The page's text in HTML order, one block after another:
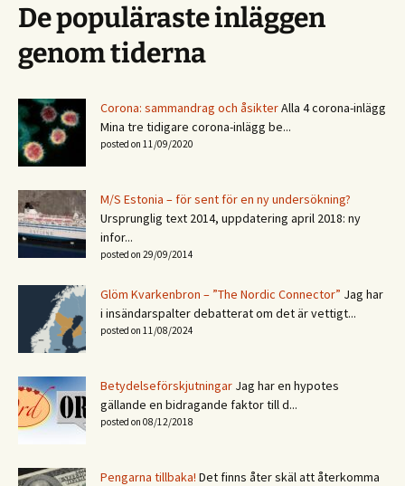
De populäraste inläggen
genom tiderna
Corona: sammandrag och åsikterAlla 4 corona-inlägg
Mina tre tidigare corona-inlägg be...
posted on 11/09/2020
M/S Estonia – för sent för en ny undersökning?
Ursprunglig text 2014, uppdatering april 2018: ny
infor...
posted on 29/09/2014
Glöm Kvarkenbron – ”The Nordic Connector” Jag har
i insändarspalter debatterat om det är vettigt...
posted on 11/08/2024
Betydelseförskjutningar Jag har en hypotes
gällande en bidragande faktor till d...
posted on 08/12/2018
Pengarna tillbaka! Det finns åter skäl att återkomma